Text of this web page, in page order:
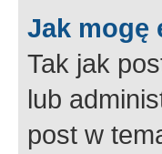
Jak mogę
Tak jak
lub
post w